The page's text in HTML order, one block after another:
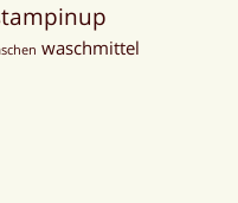
waschmittel